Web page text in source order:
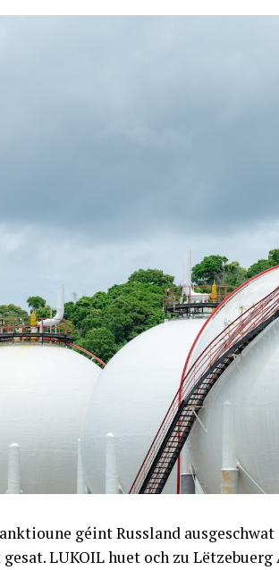
géint Russland
LUKOIL huet och zu